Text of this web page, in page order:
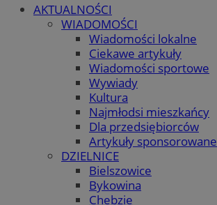
AKTUALNOŚCI
WIADOMOŚCI
Wiadomości lokalne
Ciekawe artykuły
Wiadomości sportowe
Wywiady
Kultura
Najmłodsi mieszkańcy
Dla przedsiębiorców
Artykuły sponsorowane
DZIELNICE
Bielszowice
Bykowina
Chebzie